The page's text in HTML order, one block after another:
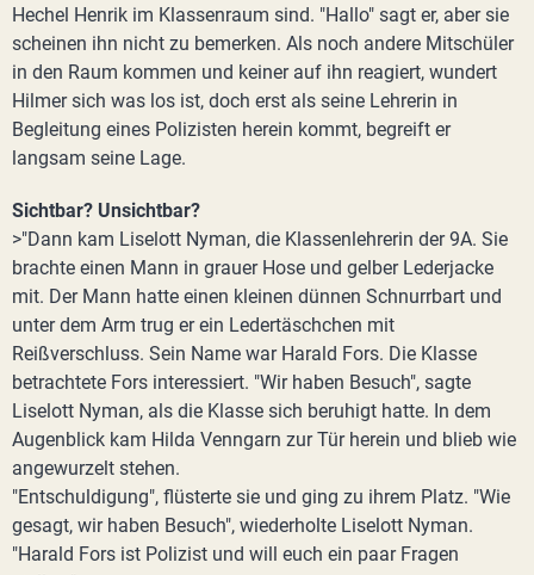
Hechel Henrik im Klassenraum sind. "Hallo" sagt er, aber sie
scheinen ihn nicht zu bemerken. Als noch andere Mitschüler
in den Raum kommen und keiner auf ihn reagiert, wundert
Hilmer sich was los ist, doch erst als seine Lehrerin in
Begleitung eines Polizisten herein kommt, begreift er
langsam seine Lage.
Sichtbar? Unsichtbar?
>"Dann kam Liselott Nyman, die Klassenlehrerin der 9A. Sie
brachte einen Mann in grauer Hose und gelber Lederjacke
mit. Der Mann hatte einen kleinen dünnen Schnurrbart und
unter dem Arm trug er ein Ledertäschchen mit
Reißverschluss. Sein Name war Harald Fors. Die Klasse
betrachtete Fors interessiert. "Wir haben Besuch", sagte
Liselott Nyman, als die Klasse sich beruhigt hatte. In dem
Augenblick kam Hilda Venngarn zur Tür herein und blieb wie
angewurzelt stehen.
"Entschuldigung", flüsterte sie und ging zu ihrem Platz. "Wie
gesagt, wir haben Besuch", wiederholte Liselott Nyman.
"Harald Fors ist Polizist und will euch ein paar Fragen